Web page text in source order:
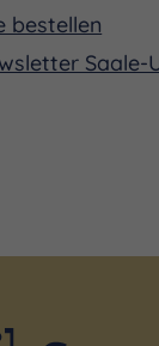
bestellen
Saale-